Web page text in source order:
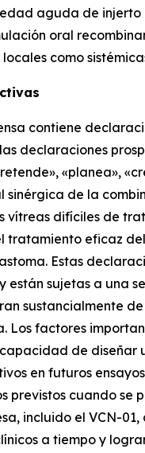
aguda de injerto
oral
como
contiene
las declaraciones
«planea»,
de la
vítreas difíciles de
tratamiento eficaz
Estas
están sujetas a una
sustancialmente
Los factores
de diseñar
en futuros
previstos cuando
incluido el VCN-
a tiempo y